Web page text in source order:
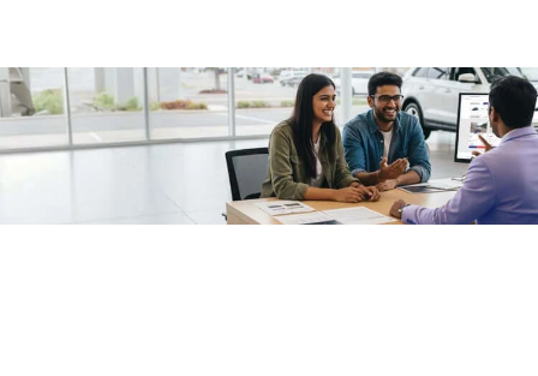
/fragments/plp-details